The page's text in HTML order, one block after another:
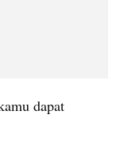
dapat